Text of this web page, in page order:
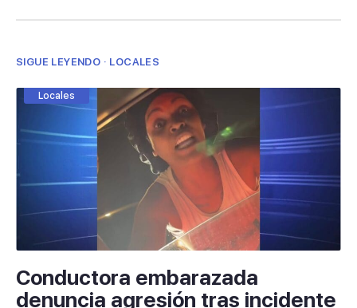
SIGUE LEYENDO · LOCALES
Locales
Conductora embarazada
denuncia agresión tras incidente